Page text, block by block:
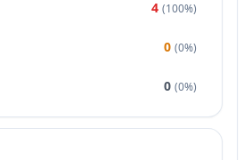
4 (100%)
0 (0%)
0 (0%)